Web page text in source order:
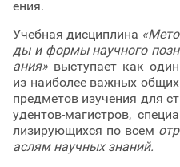
ения.
Учебная дисциплина «Мето
ды и формы научного позн
ания» выступает как один
из наиболее важных общих
предметов изучения для ст
удентов-магистров, специа
лизирующихся по всем отр
аслям научных знаний.